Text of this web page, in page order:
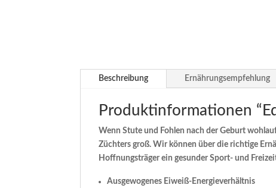
Beschreibung Ernährungsempfehlung
Produktinformationen
Wenn Stute und Fohlen nach der Geburt
Züchters groß. Wir können über die richtige
Hoffnungsträger ein gesunder Sport- und
Ausgewogenes Eiweiß-Energieverhältnis